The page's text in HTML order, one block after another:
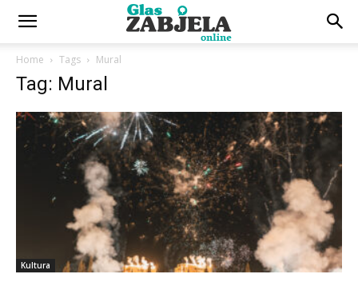
Home Tags Mural
Tag: Mural
Kultura